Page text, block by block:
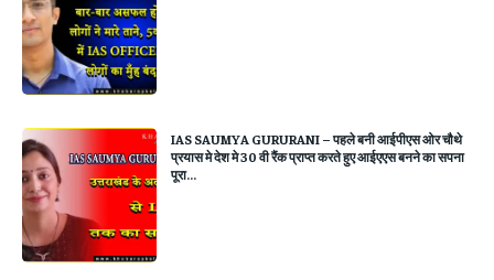
IAS SAUMYA GURURANI – पहले बनी आईपीएस ओर चौथे
प्रयास मे देश मे 30 वी रैंक प्राप्त करते हुए आईएएस बनने का सपना
पूरा...